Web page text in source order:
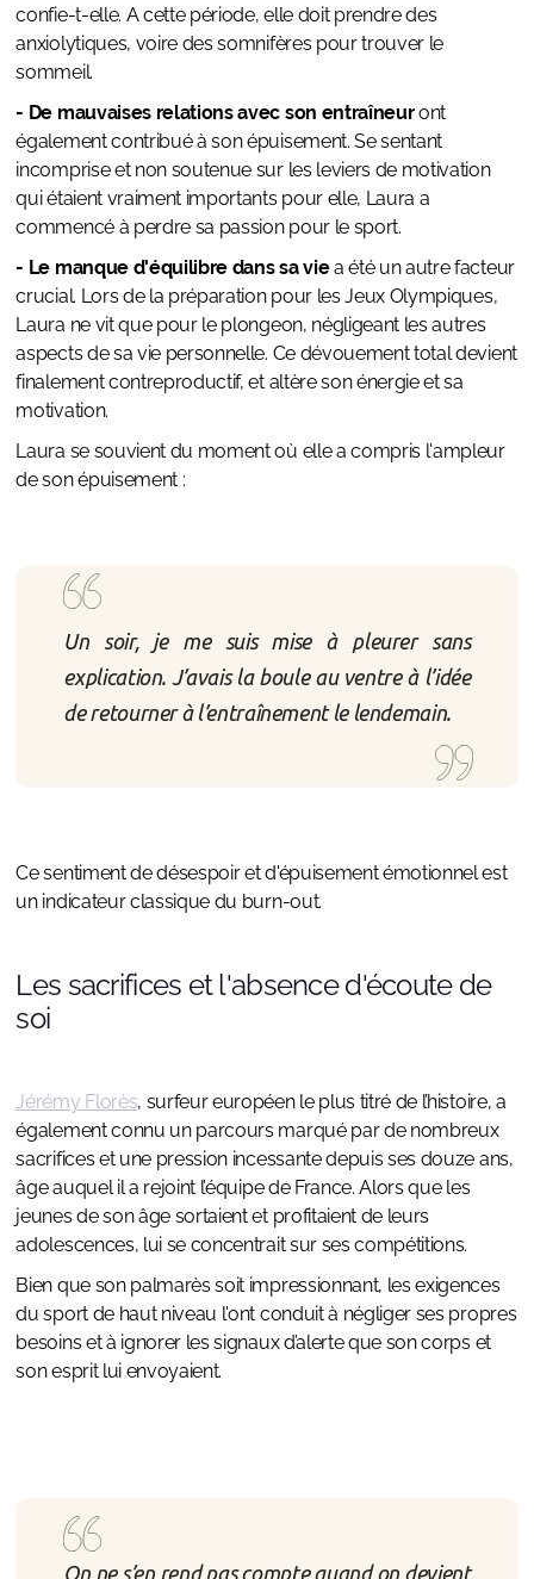
confie-t-elle. A cette période, elle doit prendre des
anxiolytiques, voire des somnifères pour trouver le
sommeil.
- De mauvaises relations avec son entraîneuront
également contribué à son épuisement. Se sentant
incomprise et non soutenue sur les leviers de motivation
qui étaient vraiment importants pour elle, Laura a
commencé à perdre sa passion pour le sport.
- Le manque d'équilibre dans sa viea été un autre facteur
crucial. Lors de la préparation pour les Jeux Olympiques,
Laura ne vit que pour le plongeon, négligeant les autres
aspects de sa vie personnelle. Ce dévouement total devient
finalement contreproductif, et altère son énergie et sa
motivation.
Laura se souvient du moment où elle a compris l'ampleur
de son épuisement :
Un soir, je me suis mise à pleurer sans
explication. J’avais la boule au ventre à l’idée
de retourner à l’entraînement le lendemain.
Ce sentiment de désespoir et d'épuisement émotionnel est
un indicateur classique du burn-out.
Les sacrifices et l'absence d'écoute de
soi
Jérémy Florès, surfeur européen le plus titré de l’histoire, a
également connu un parcours marqué par de nombreux
sacrifices et une pression incessante depuis ses douze ans,
âge auquel il a rejoint l’équipe de France. Alors que les
jeunes de son âge sortaient et profitaient de leurs
adolescences, lui se concentrait sur ses compétitions.
Bien que son palmarès soit impressionnant, les exigences
du sport de haut niveau l'ont conduit à négliger ses propres
besoins et à ignorer les signaux d’alerte que son corps et
son esprit lui envoyaient.
On ne s’en rend pas compte quand on devient